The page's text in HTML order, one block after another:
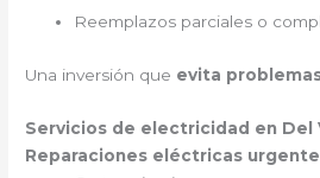
Reemplazos parciales o
Una inversión que evita
Servicios de electricidad en Del
Reparaciones eléctricas